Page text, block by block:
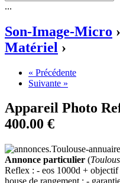
...
Son-Image-Micro ›
Matériel ›
« Précédente
Suivante »
Appareil Photo
400.00 €
Annonce particulier (
Reflex : - eos 1000d +